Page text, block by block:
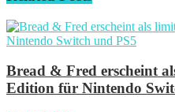
Bread & Fred erscheint
Edition für Nintendo